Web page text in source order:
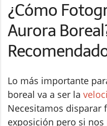
¿Cómo
Aurora
Lo más importante
boreal va a ser la
Necesitamos disparar
exposición pero si